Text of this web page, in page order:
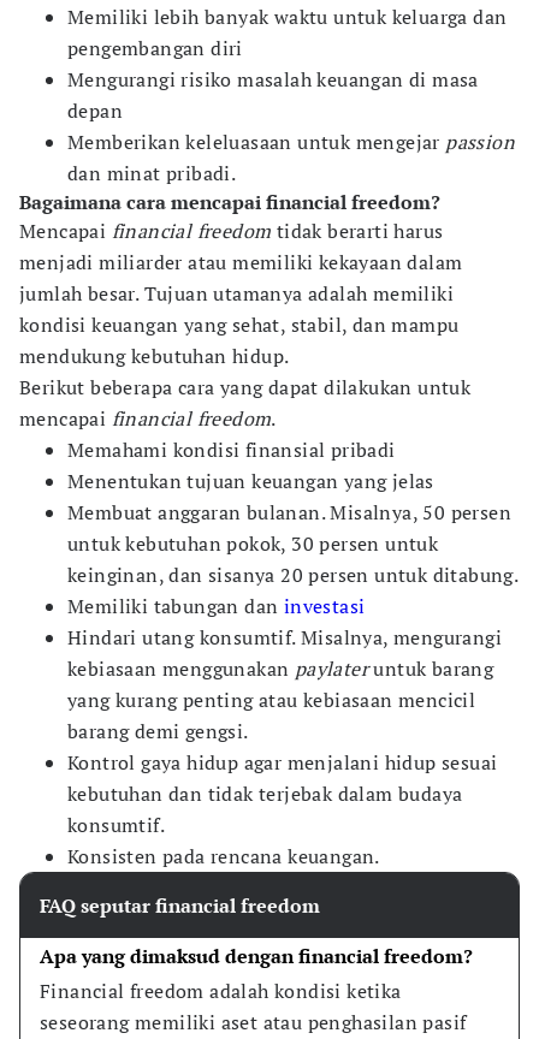
Memiliki lebih banyak waktu untuk keluarga dan
pengembangan diri
Mengurangi risiko masalah keuangan di masa
depan
Memberikan keleluasaan untuk mengejar passion
dan minat pribadi.
Bagaimana cara mencapai financial freedom?
Mencapai financial freedom tidak berarti harus
menjadi miliarder atau memiliki kekayaan dalam
jumlah besar. Tujuan utamanya adalah memiliki
kondisi keuangan yang sehat, stabil, dan mampu
mendukung kebutuhan hidup.
Berikut beberapa cara yang dapat dilakukan untuk
mencapai financial freedom.
Memahami kondisi finansial pribadi
Menentukan tujuan keuangan yang jelas
Membuat anggaran bulanan. Misalnya, 50 persen
untuk kebutuhan pokok, 30 persen untuk
keinginan, dan sisanya 20 persen untuk ditabung.
Memiliki tabungan dan investasi
Hindari utang konsumtif. Misalnya, mengurangi
kebiasaan menggunakan paylateruntuk barang
yang kurang penting atau kebiasaan mencicil
barang demi gengsi.
Kontrol gaya hidup agar menjalani hidup sesuai
kebutuhan dan tidak terjebak dalam budaya
konsumtif.
Konsisten pada rencana keuangan.
FAQ seputar financial freedom
Apa yang dimaksud dengan financial freedom?
Financial freedom adalah kondisi ketika
seseorang memiliki aset atau penghasilan pasif